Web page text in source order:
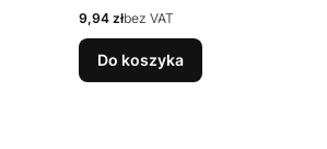
Cena
9,94 złbez VAT
Do koszyka